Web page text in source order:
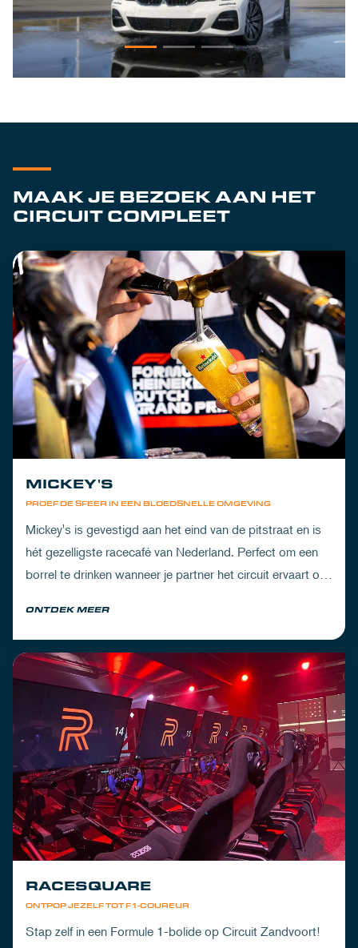
MAAK JE BEZOEK AAN HET
CIRCUIT COMPLEET
PROEF DE SFEER IN EEN BLOEDSNELLE OMGEVING
MICKEY'S
Mickey's is gevestigd aan het eind van de pitstraat en is
hét gezelligste racecafé van Nederland. Perfect om een
borrel te drinken wanneer je partner het circuit ervaart of
ONTDEK MEER
ONTPOP JEZELF TOT F1-COUREUR
RACESQUARE
Stap zelf in een Formule 1-bolide op Circuit Zandvoort!